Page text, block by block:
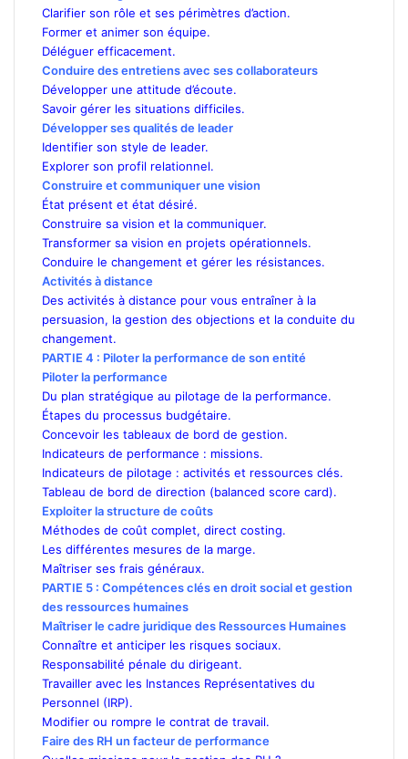
Clarifier son rôle et ses périmètres d’action.
Former et animer son équipe.
Déléguer efficacement.
Conduire des entretiens avec ses collaborateurs
Développer une attitude d’écoute.
Savoir gérer les situations difficiles.
Développer ses qualités de leader
Identifier son style de leader.
Explorer son profil relationnel.
Construire et communiquer une vision
État présent et état désiré.
Construire sa vision et la communiquer.
Transformer sa vision en projets opérationnels.
Conduire le changement et gérer les résistances.
Activités à distance
Des activités à distance pour vous entraîner à la
persuasion, la gestion des objections et la conduite du
changement.
PARTIE 4 : Piloter la performance de son entité
Piloter la performance
Du plan stratégique au pilotage de la performance.
Étapes du processus budgétaire.
Concevoir les tableaux de bord de gestion.
Indicateurs de performance : missions.
Indicateurs de pilotage : activités et ressources clés.
Tableau de bord de direction (balanced score card).
Exploiter la structure de coûts
Méthodes de coût complet, direct costing.
Les différentes mesures de la marge.
Maîtriser ses frais généraux.
PARTIE 5 : Compétences clés en droit social et gestion
des ressources humaines
Maîtriser le cadre juridique des Ressources Humaines
Connaître et anticiper les risques sociaux.
Responsabilité pénale du dirigeant.
Travailler avec les Instances Représentatives du
Personnel (IRP).
Modifier ou rompre le contrat de travail.
Faire des RH un facteur de performance